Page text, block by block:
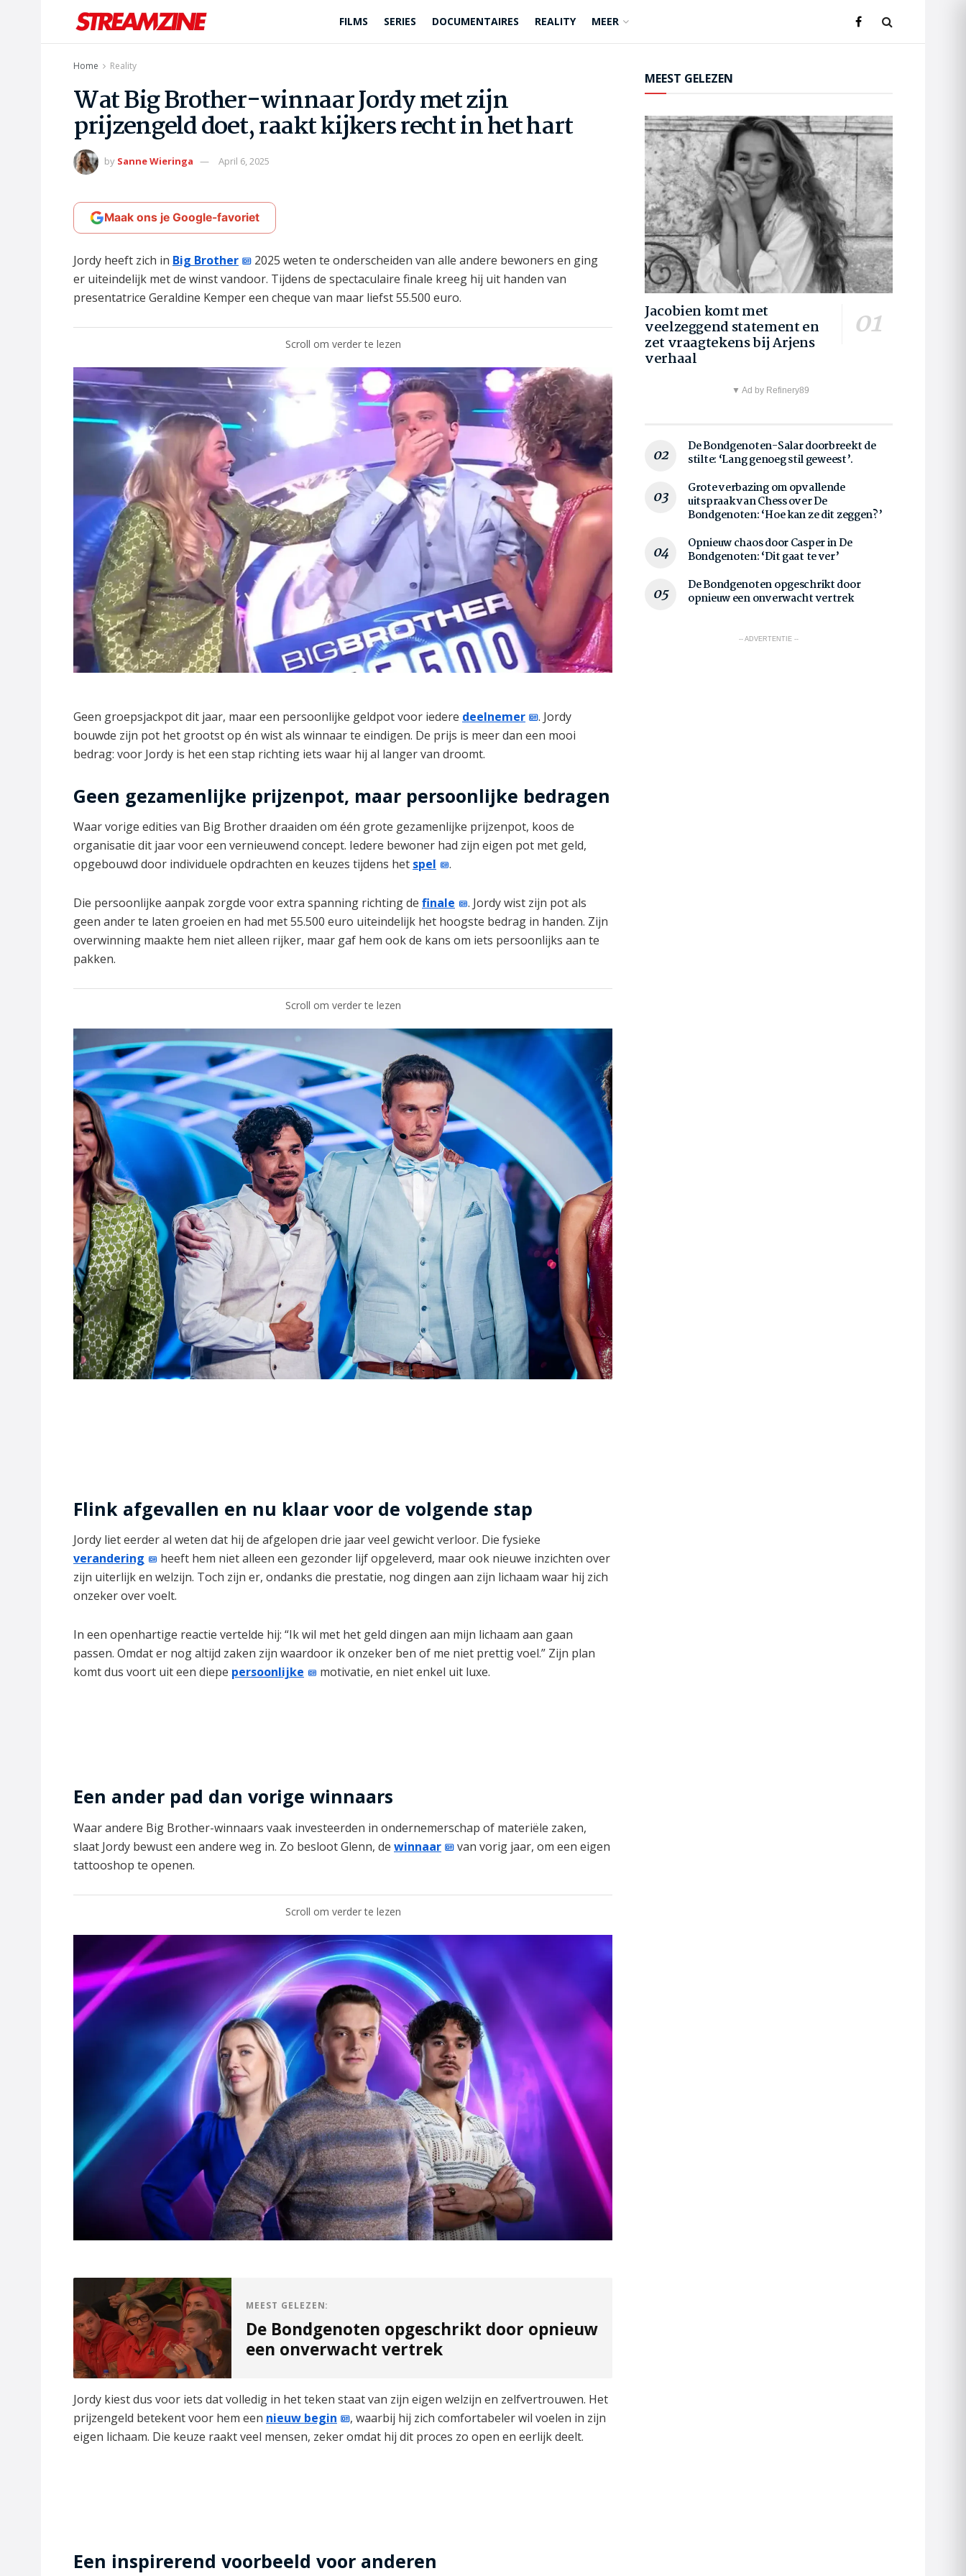
FILMS SERIES DOCUMENTAIRES REALITY MEER
Home Reality
Wat Big Brother-winnaar Jordy met zijn
prijzengeld doet, raakt kijkers recht in het hart
by Sanne Wieringa April 6, 2025
Maak ons je Google-favoriet
Jordy heeft zich in Big Brother
2025 weten te onderscheiden van alle andere bewoners en ging
er uiteindelijk met de winst vandoor. Tijdens de spectaculaire finale kreeg hij uit handen van
presentatrice Geraldine Kemper een cheque van maar liefst 55.500 euro.
Scroll om verder te lezen
Geen groepsjackpot dit jaar, maar een persoonlijke geldpot voor iedere deelnemer
. Jordy
bouwde zijn pot het grootst op én wist als winnaar te eindigen. De prijs is meer dan een mooi
bedrag: voor Jordy is het een stap richting iets waar hij al langer van droomt.
Geen gezamenlijke prijzenpot, maar persoonlijke bedragen
Waar vorige edities van Big Brother draaiden om één grote gezamenlijke prijzenpot, koos de
organisatie dit jaar voor een vernieuwend concept. Iedere bewoner had zijn eigen pot met geld,
opgebouwd door individuele opdrachten en keuzes tijdens het spel .
Die persoonlijke aanpak zorgde voor extra spanning richting de finale
. Jordy wist zijn pot als
geen ander te laten groeien en had met 55.500 euro uiteindelijk het hoogste bedrag in handen. Zijn
overwinning maakte hem niet alleen rijker, maar gaf hem ook de kans om iets persoonlijks aan te
pakken.
Scroll om verder te lezen
Flink afgevallen en nu klaar voor de volgende stap
Jordy liet eerder al weten dat hij de afgelopen drie jaar veel gewicht verloor. Die fysieke
verandering
heeft hem niet alleen een gezonder lijf opgeleverd, maar ook nieuwe inzichten over
zijn uiterlijk en welzijn. Toch zijn er, ondanks die prestatie, nog dingen aan zijn lichaam waar hij zich
onzeker over voelt.
In een openhartige reactie vertelde hij: “Ik wil met het geld dingen aan mijn lichaam aan gaan
passen. Omdat er nog altijd zaken zijn waardoor ik onzeker ben of me niet prettig voel.” Zijn plan
komt dus voort uit een diepe persoonlijke motivatie, en niet enkel uit luxe.
Een ander pad dan vorige winnaars
Waar andere Big Brother-winnaars vaak investeerden in ondernemerschap of materiële zaken,
slaat Jordy bewust een andere weg in. Zo besloot Glenn, de winnaar
van vorig jaar, om een eigen
tattooshop te openen.
Scroll om verder te lezen
MEEST GELEZEN:
De Bondgenoten opgeschrikt door opnieuw
een onverwacht vertrek
Jordy kiest dus voor iets dat volledig in het teken staat van zijn eigen welzijn en zelfvertrouwen. Het
prijzengeld betekent voor hem een nieuw begin
, waarbij hij zich comfortabeler wil voelen in zijn
eigen lichaam. Die keuze raakt veel mensen, zeker omdat hij dit proces zo open en eerlijk deelt.
Een inspirerend voorbeeld voor anderen
MEEST GELEZEN
Jacobien komt met
veelzeggend statement en
zet vraagtekens bij Arjens
verhaal
▼ Ad by Refinery89
De Bondgenoten-Salar doorbreekt de
stilte: ‘Lang genoeg stil geweest’.
Grote verbazing om opvallende
uitspraak van Chess over De
Bondgenoten: ‘Hoe kan ze dit zeggen?’
Opnieuw chaos door Casper in De
Bondgenoten: ‘Dit gaat te ver’
De Bondgenoten opgeschrikt door
opnieuw een onverwacht vertrek
-- ADVERTENTIE --